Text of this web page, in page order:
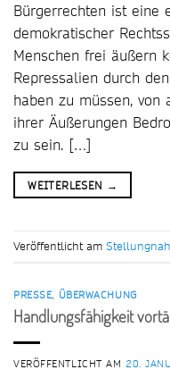
Bürgerrechten ist eine
demokratischer
Menschen frei äußern
Repressalien durch
haben zu müssen, von
ihrer Äußerungen
zu sein. […]
WEITERLESEN →
Veröffentlicht am
PRESSE, ÜBERWACHUNG
Handlungsfähigkeit
VERÖFFENTLICHT AM 20.